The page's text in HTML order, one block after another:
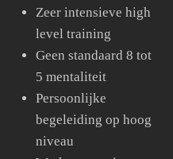
Zeer intensieve high
level training
Geen standaard 8 tot
5 mentaliteit
Persoonlijke
begeleiding op hoog
niveau